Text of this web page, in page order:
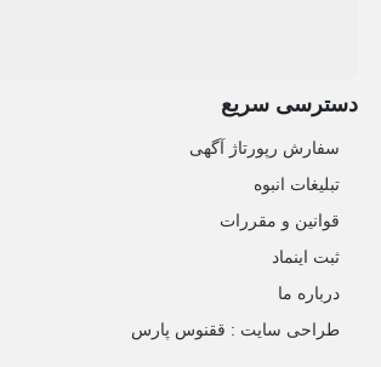
دسترسی سریع
سفارش رپورتاژ آگهی
تبلیغات انبوه
قوانین و مقررات
ثبت اینماد
درباره ما
طراحی سایت : ققنوس پارس